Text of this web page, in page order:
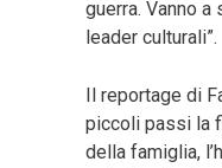
guerra. Vanno
leader culturali”.
Il reportage di
piccoli passi la
della famiglia,